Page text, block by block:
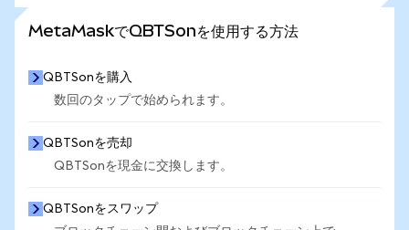
MetaMaskでQBTSonを使用する方法
QBTSonを購入
数回のタップで始められます。
QBTSonを売却
QBTSonを現金に交換します。
QBTSonをスワップ